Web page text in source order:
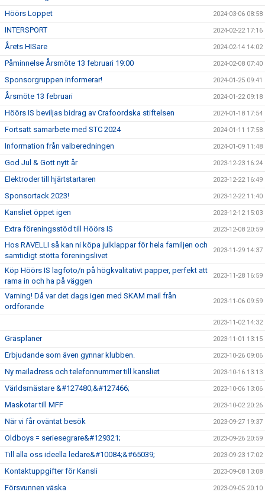
Höörs Loppet 2024-03-06 08:58
INTERSPORT 2024-02-22 17:16
Årets HISare 2024-02-14 14:02
Påminnelse Årsmöte 13 februari 19:00 2024-02-08 07:40
Sponsorgruppen informerar! 2024-01-25 09:41
Årsmöte 13 februari 2024-01-22 09:18
Höörs IS beviljas bidrag av Crafoordska stiftelsen 2024-01-18 17:54
Fortsatt samarbete med STC 2024 2024-01-11 17:58
Information från valberedningen 2024-01-09 11:48
God Jul & Gott nytt år 2023-12-23 16:24
Elektroder till hjärtstartaren 2023-12-22 16:49
Sponsortack 2023! 2023-12-22 11:40
Kansliet öppet igen 2023-12-12 15:03
Extra föreningsstöd till Höörs IS 2023-12-08 20:59
Hos RAVELLI så kan ni köpa julklappar för hela familjen och
samtidigt stötta föreningslivet
2023-11-29 14:37
Köp Höörs IS lagfoto/n på högkvalitativt papper, perfekt att
rama in och ha på väggen
2023-11-28 16:59
Varning! Då var det dags igen med SKAM mail från
ordförande
2023-11-06 09:59
2023-11-02 14:32
Gräsplaner 2023-11-01 13:15
Erbjudande som även gynnar klubben. 2023-10-26 09:06
Ny mailadress och telefonnummer till kansliet 2023-10-16 13:13
Världsmästare &#127480;&#127466; 2023-10-06 13:06
Maskotar till MFF 2023-10-02 20:26
När vi får oväntat besök 2023-09-27 19:37
Oldboys = seriesegrare&#129321; 2023-09-26 20:59
Till alla oss ideella ledare&#10084;&#65039; 2023-09-23 17:02
Kontaktuppgifter för Kansli 2023-09-08 13:08
Försvunnen väska 2023-09-05 20:10